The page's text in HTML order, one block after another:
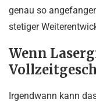
genau so
stetiger
Wenn
Irgendwann kann